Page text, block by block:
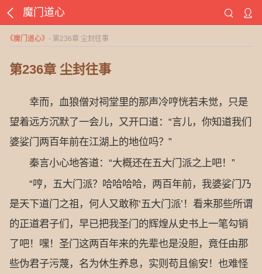
魔门道心
《魔门道心》 - 第236章 尘封往事
第236章 尘封往事
幸而，血狼僧对祠堂里的那声冷哼恍若未觉，只是
望着远方沉默了一会儿，又开口道：“言儿，你知道我们
婆娑门两百年前在江湖上的地位吗？”
秦言小心地答道：“大概还在五大门派之上吧！”
“哼，五大门派？哈哈哈哈，两百年前，我婆娑门乃
是天下道门之祖，何人又敢称‘五大门派’！看来那些所谓
的正道君子们，早已把我圣门的辉煌从史书上一笔勾销
了吧！嘿！圣门这两百年来的先辈也是没胆，竟任由那
些伪君子污蔑，名为休生养息，实则苟且偷安！也难怪